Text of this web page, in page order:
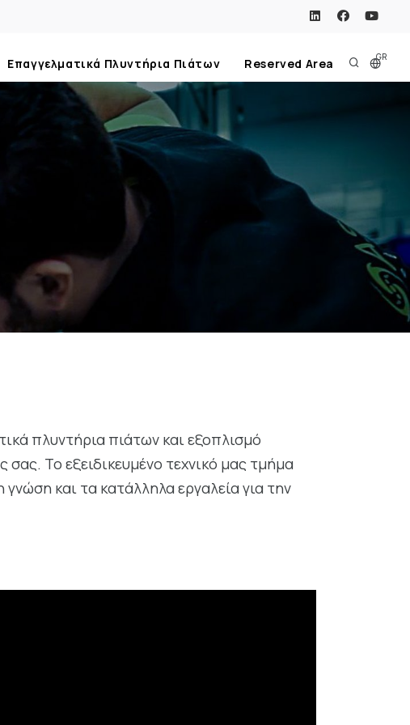
GR
Επαγγελματικά Πλυντήρια Πιάτων Reserved Area
πλυντήρια πιάτων και εξοπλισμό
Το εξειδικευμένο τεχνικό μας τμήμα
και τα κατάλληλα εργαλεία για την